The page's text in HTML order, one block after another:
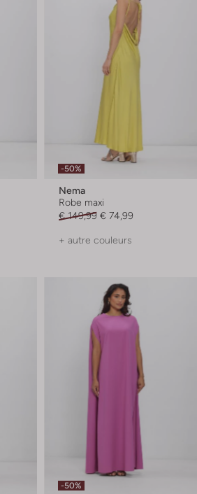
-50%
Nema
Robe maxi
€ 149,99 € 74,99
+ autre couleurs
-50%